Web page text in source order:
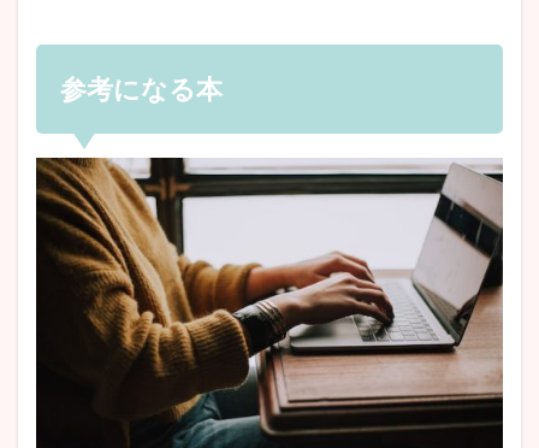
参考になる本